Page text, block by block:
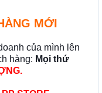
MỚI
của mình lên
hàng: Mọi thứ